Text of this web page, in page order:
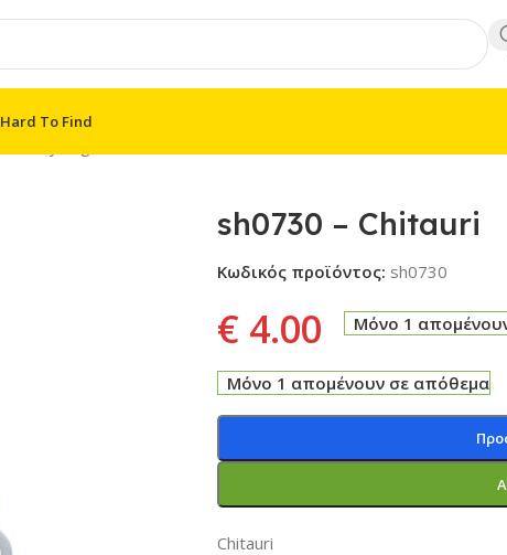
Hard To Find
sh0730 – Chitauri
Κωδικός προϊόντος: sh0730
€4.00 Μόνο 1
Μόνο 1 απομένουν σε απόθεμα
Chitauri